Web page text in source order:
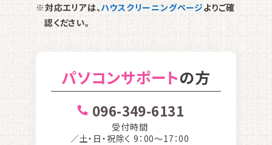
※対応エリアは、ハウスクリーニングページよりご確
認ください。
パソコンサポートの方
096-349-6131
受付時間
／土・日・祝除く 9：00〜17：00